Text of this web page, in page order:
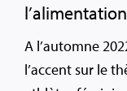
A l’automne
l’accent sur le